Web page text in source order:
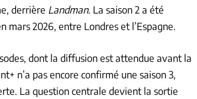
derrière Landman. La saison 2 a été
mars 2026, entre Londres et l’Espagne.
dont la diffusion est attendue avant la
n’a pas encore confirmé une saison 3,
La question centrale devient la sortie